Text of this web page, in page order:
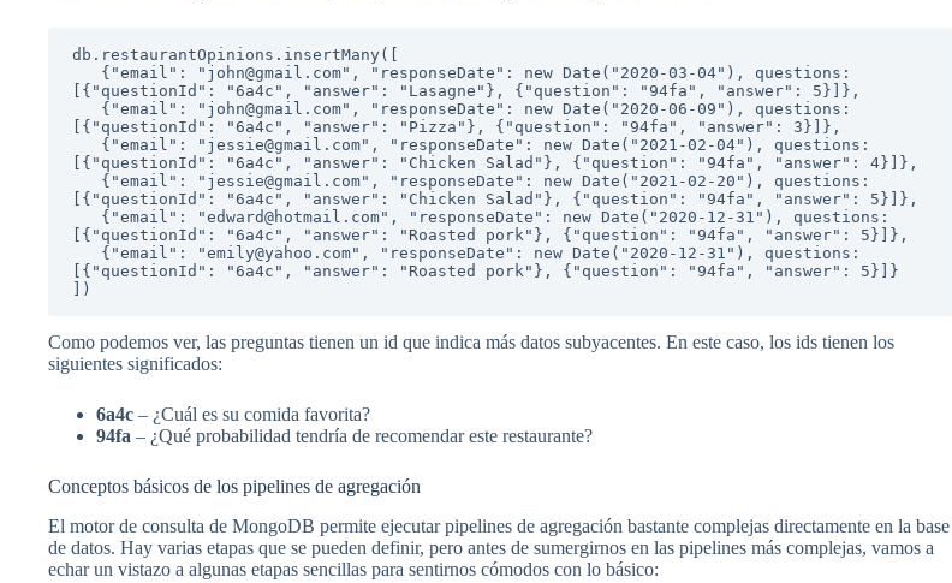
db.restaurantOpinions.insertMany([
[{"questionId": "6a4c", "answer": "Lasagne"}, {"question": "94fa", "answer": 5}]},
[{"questionId": "6a4c", "answer": "Pizza"}, {"question": "94fa", "answer": 3}]},
[{"questionId": "6a4c", "answer": "Chicken Salad"}, {"question": "94fa", "answer": 4}]},
[{"questionId": "6a4c", "answer": "Chicken Salad"}, {"question": "94fa", "answer": 5}]},
[{"questionId": "6a4c", "answer": "Roasted pork"}, {"question": "94fa", "answer": 5}]},
[{"questionId": "6a4c", "answer": "Roasted pork"}, {"question": "94fa", "answer": 5}]}
])
Como podemos ver, las preguntas tienen un id que indica más datos subyacentes. En este caso, los ids tienen los
siguientes significados:
6a4c – ¿Cuál es su comida favorita?
94fa – ¿Qué probabilidad tendría de recomendar este restaurante?
Conceptos básicos de los pipelines de agregación
El motor de consulta de MongoDB permite ejecutar pipelines de agregación bastante complejas directamente en la base
de datos. Hay varias etapas que se pueden definir, pero antes de sumergirnos en las pipelines más complejas, vamos a
echar un vistazo a algunas etapas sencillas para sentirnos cómodos con lo básico: